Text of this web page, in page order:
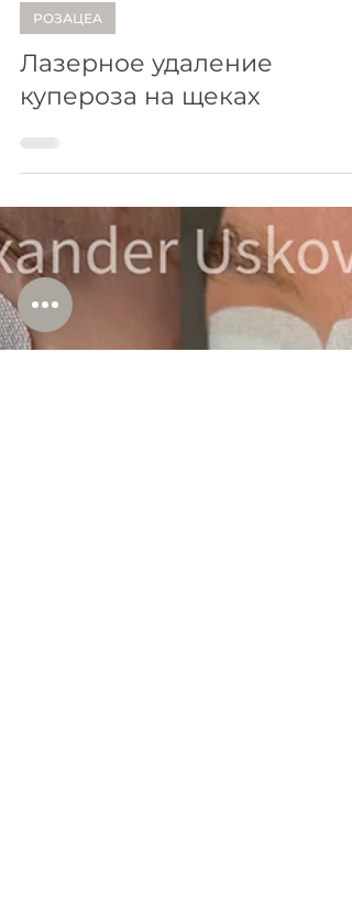
3 мин. чтения
РОЗАЦЕА
Лазерное удаление
купероза на щеках